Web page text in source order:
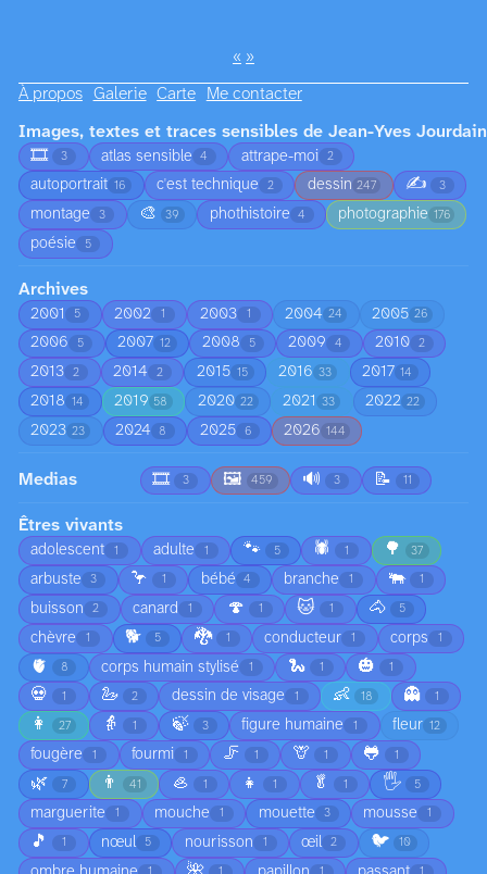
« »
À propos Galerie Carte Me contacter
Images, textes et traces sensibles de Jean-Yves Jourdain
🎞️
3 atlas sensible 4 attrape-moi 2
autoportrait 16 c'est technique 2 dessin 247 ✍️ 3
montage 3 🎨 39 phothistoire 4 photographie 176
poésie 5
Archives
2001 5 2002 1 2003 1 2004 24 2005 26
2006 5 2007 12 2008 5 2009 4 2010 2
2013 2 2014 2 2015 15 2016 33 2017 14
2018 14 2019 58 2020 22 2021 33 2022 22
2023 23 2024 8 2025 6 2026 144
Medias 🎞️ 3 🖼️ 459 🔊 3 📝 11
Êtres vivants
adolescent 1 adulte 1 🐾 5 🕷️ 1 🌳 37
arbuste 3 🦩 1 bébé 4 branche 1 🐃 1
buisson 2 canard 1 🍄 1 🐱 1 🐴 5
chèvre 1 🐕 5 🐉 1 conducteur 1 corps 1
🫀 8 corps humain stylisé 1 🐍 1 🎃 1
💀 1 🦢 2 dessin de visage 1 👶 18 👻 1
👩 27 👵 1 🍃 3 figure humaine 1 fleur 12
fougère 1 fourmi 1 🦵 1 🦒 1 🐸 1
🌿 7 👨 41 🦪 1 👧 1 🥬 1 🖐️ 5
marguerite 1 mouche 1 mouette 3 mousse 1
🎵 1 nœul 5 nourisson 1 œil 2 🐦 10